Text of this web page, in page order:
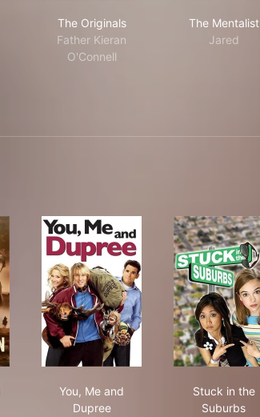
The Originals
Father Kieran
O'Connell
The Mentalist
Jared
You, Me and
Dupree
Stuck in the
Suburbs